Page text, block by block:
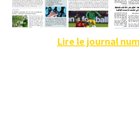
Lire le journal